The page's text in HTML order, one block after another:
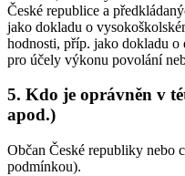
České republice a
jako dokladu o
hodnosti, příp. jako dokladu o
pro účely výkonu povolání
5. Kdo je oprávněn v
apod.)
Občan České republiky nebo
podmínkou).